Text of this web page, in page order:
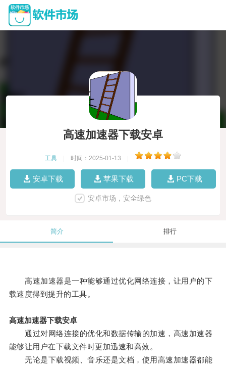
高速加速器下载安卓
工具 时间：2025-01-13
安卓下载 苹果下载 PC下载
安卓市场，安全绿色
简介 排行
高速加速器是一种能够通过优化网络连接，让用户的下
载速度得到提升的工具。
高速加速器下载安卓
通过对网络连接的优化和数据传输的加速，高速加速器
能够让用户在下载文件时更加迅速和高效。
无论是下载视频、音乐还是文档，使用高速加速器都能